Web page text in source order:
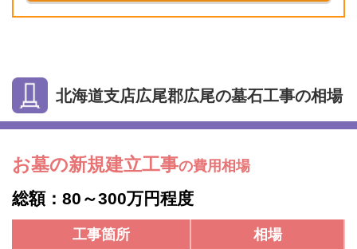
北海道支店広尾郡広尾の墓石工事の相場
お墓の新規建立工事の費用相場
総額：80～300万円程度
工事箇所
相場